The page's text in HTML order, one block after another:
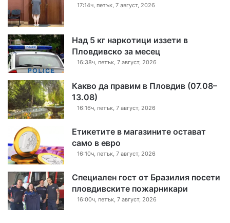
17:14ч, петък, 7 август, 2026
Над 5 кг наркотици иззети в
Пловдивско за месец
16:38ч, петък, 7 август, 2026
Какво да правим в Пловдив (07.08–
13.08)
16:16ч, петък, 7 август, 2026
Етикетите в магазините остават
само в евро
16:10ч, петък, 7 август, 2026
Специален гост от Бразилия посети
пловдивските пожарникари
16:00ч, петък, 7 август, 2026